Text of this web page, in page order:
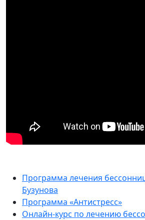
Программа лечения
Бузунова
Программа «Антистресс»
Онлайн-курс по лечению